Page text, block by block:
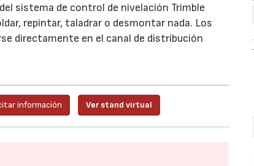
sistema de control de nivelación Trimble
repintar, taladrar o desmontar nada. Los
directamente en el canal de distribución
información Ver stand virtual